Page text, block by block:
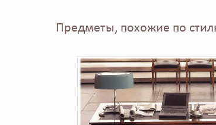
Предметы, похожие по